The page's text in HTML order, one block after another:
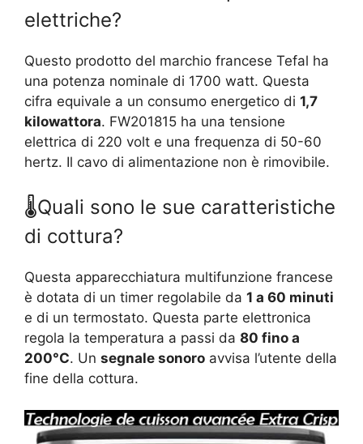
elettriche?
Questo prodotto del marchio francese Tefal ha
una potenza nominale di 1700 watt. Questa
cifra equivale a un consumo energetico di 1,7
kilowattora. FW201815 ha una tensione
elettrica di 220 volt e una frequenza di 50-60
hertz. Il cavo di alimentazione non è rimovibile.
🌡Quali sono le sue caratteristiche
di cottura?
Questa apparecchiatura multifunzione francese
è dotata di un timer regolabile da 1 a 60 minuti
e di un termostato. Questa parte elettronica
regola la temperatura a passi da 80 fino a
200°C. Un segnale sonoro avvisa l’utente della
fine della cottura.